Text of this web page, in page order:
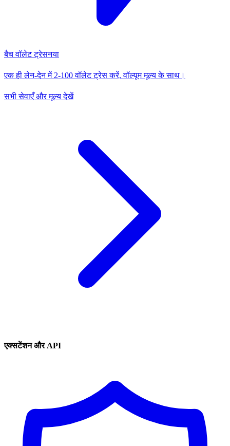
बैच वॉलेट ट्रेसनया
एक ही लेन-देन में 2-100 वॉलेट ट्रेस करें, वॉल्यूम मूल्य के साथ।
सभी सेवाएँ और मूल्य देखें
एक्सटेंशन और API